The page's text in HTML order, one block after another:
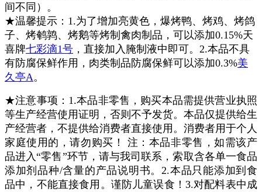
间不同）。
★温馨提示：1.为了增加亮黄色，爆烤鸭、烤鸡、烤鸽
子、烤鹌鹑、烤鹅等烤制禽肉制品，可以添加0.15%天
喜牌七彩滴1号 ，直接加入腌制液中即可。2.本品不具
有防腐保鲜作用，肉类制品防腐保鲜可以添加0.3%美
久亭A。
★注意事项：1.本品非零售，购买本品需提供营业执照
等生产经营使用证明，否则不予发货。本品仅提供给生
产经营者，不提供给消费者直接使用。消费者用于个人
家庭使用的，请勿购买！ 注：本品非零售，如需该产
品进入“零售”环节，请与我司联系，索取含各单一食品
添加剂品种/含量的产品说明书。2.本品只能添加到食
品中，不能直接食用。谨防儿童误食！3.对配料表中成